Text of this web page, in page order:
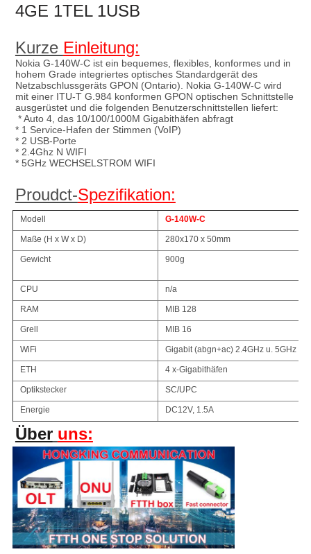
4GE 1TEL 1USB
Kurze Einleitung:
Nokia G-140W-C ist ein bequemes, flexibles, konformes und in
hohem Grade integriertes optisches Standardgerät des
Netzabschlussgeräts GPON (Ontario). Nokia G-140W-C wird
mit einer ITU-T G.984 konformen GPON optischen Schnittstelle
ausgerüstet und die folgenden Benutzerschnittstellen liefert:
* Auto 4, das 10/100/1000M Gigabithäfen abfragt
* 1 Service-Hafen der Stimmen (VoIP)
* 2 USB-Porte
* 2.4Ghz N WIFI
* 5GHz WECHSELSTROM WIFI
Proudct-Spezifikation:
Modell G-140W-C
Maße (H x W x D) 280x170 x 50mm
Gewicht 900g
CPU n/a
RAM MIB 128
Grell MIB 16
WiFi Gigabit (abgn+ac) 2.4GHz u. 5GHz
ETH 4 x-Gigabithäfen
Optikstecker SC/UPC
Energie DC12V, 1.5A
Über uns: